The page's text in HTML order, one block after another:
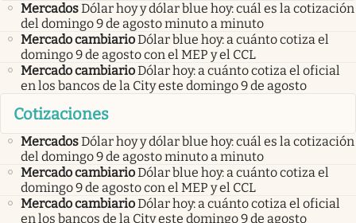
MercadosDólar hoy y dólar blue hoy: cuál es la cotización
del domingo 9 de agosto minuto a minuto
Mercado cambiarioDólar blue hoy: a cuánto cotiza el
domingo 9 de agosto con el MEP y el CCL
Mercado cambiarioDólar hoy: a cuánto cotiza el oficial
en los bancos de la City este domingo 9 de agosto
Cotizaciones
MercadosDólar hoy y dólar blue hoy: cuál es la cotización
del domingo 9 de agosto minuto a minuto
Mercado cambiarioDólar blue hoy: a cuánto cotiza el
domingo 9 de agosto con el MEP y el CCL
Mercado cambiarioDólar hoy: a cuánto cotiza el oficial
en los bancos de la City este domingo 9 de agosto